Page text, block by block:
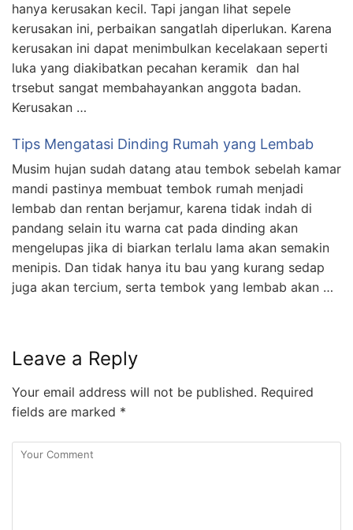
hanya kerusakan kecil. Tapi jangan lihat sepele
kerusakan ini, perbaikan sangatlah diperlukan. Karena
kerusakan ini dapat menimbulkan kecelakaan seperti
luka yang diakibatkan pecahan keramik dan hal
trsebut sangat membahayankan anggota badan.
Kerusakan …
Tips Mengatasi Dinding Rumah yang Lembab
Musim hujan sudah datang atau tembok sebelah kamar
mandi pastinya membuat tembok rumah menjadi
lembab dan rentan berjamur, karena tidak indah di
pandang selain itu warna cat pada dinding akan
mengelupas jika di biarkan terlalu lama akan semakin
menipis. Dan tidak hanya itu bau yang kurang sedap
juga akan tercium, serta tembok yang lembab akan …
Leave a Reply
Your email address will not be published. Required
fields are marked *